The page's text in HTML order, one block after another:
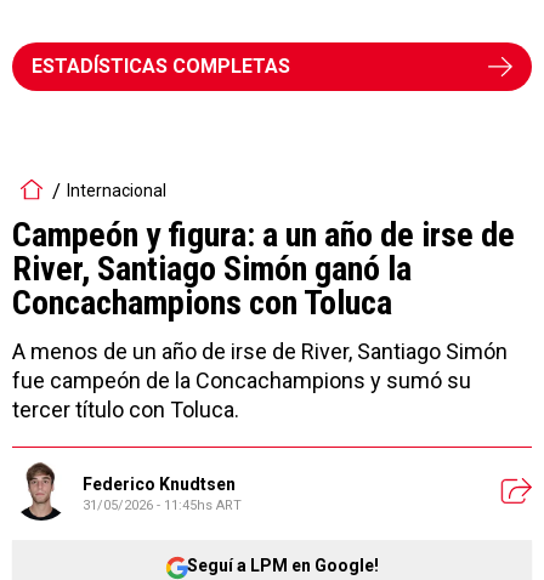
ESTADÍSTICAS COMPLETAS
Internacional
Campeón y figura: a un año de irse de
River, Santiago Simón ganó la
Concachampions con Toluca
A menos de un año de irse de River, Santiago Simón
fue campeón de la Concachampions y sumó su
tercer título con Toluca.
Federico Knudtsen
31/05/2026 - 11:45hs ART
Seguí a LPM en Google!